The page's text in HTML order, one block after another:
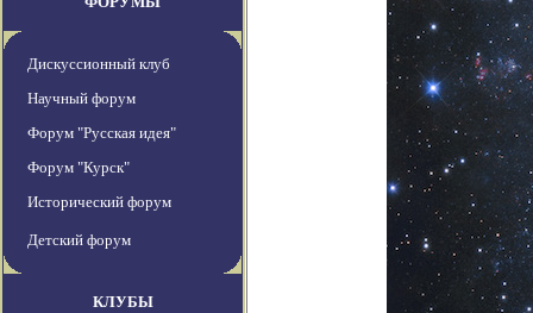
Дискуссионный клуб
Научный форум
Форум "Русская идея"
Форум "Курск"
Исторический форум
Детский форум
КЛУБЫ